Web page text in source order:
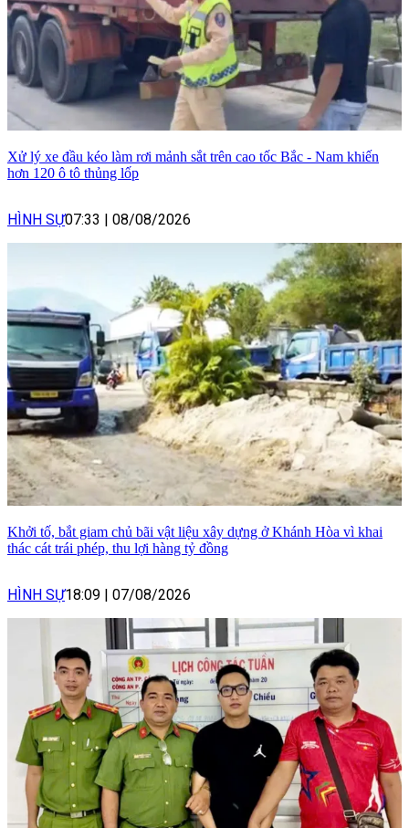
Xử lý xe đầu kéo làm rơi mảnh sắt trên cao tốc Bắc - Nam khiến
hơn 120 ô tô thủng lốp
HÌNH SỰ07:33 08/08/2026
Khởi tố, bắt giam chủ bãi vật liệu xây dựng ở Khánh Hòa vì khai
thác cát trái phép, thu lợi hàng tỷ đồng
HÌNH SỰ18:09 07/08/2026